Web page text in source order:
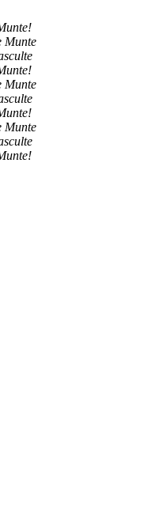
Munte
Munte
Munte